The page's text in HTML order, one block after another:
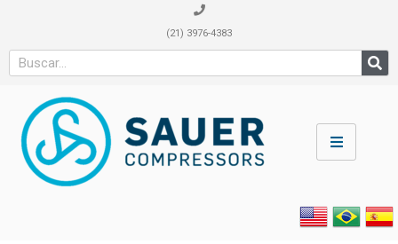
(21) 3976-4383